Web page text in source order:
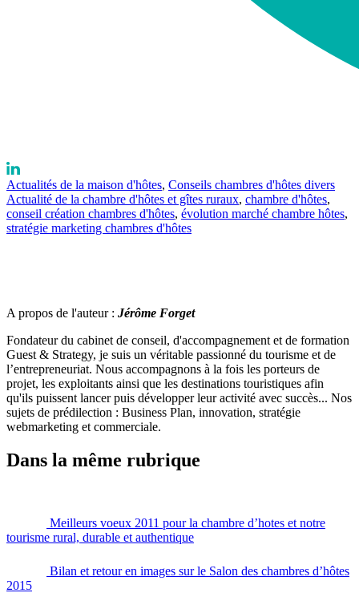
Actualités de la maison d'hôtes, Conseils chambres d'hôtes divers
Actualité de la chambre d'hôtes et gîtes ruraux, chambre d'hôtes,
conseil création chambres d'hôtes, évolution marché chambre hôtes,
stratégie marketing chambres d'hôtes
A propos de l'auteur : Jérôme Forget
Fondateur du cabinet de conseil, d'accompagnement et de formation
Guest & Strategy, je suis un véritable passionné du tourisme et de
l’entrepreneuriat. Nous accompagnons à la fois les porteurs de
projet, les exploitants ainsi que les destinations touristiques afin
qu'ils puissent lancer puis développer leur activité avec succès... Nos
sujets de prédilection : Business Plan, innovation, stratégie
webmarketing et commerciale.
Dans la même rubrique
Meilleurs voeux 2011 pour la chambre d’hotes et notre
tourisme rural, durable et authentique
Bilan et retour en images sur le Salon des chambres d’hôtes
2015